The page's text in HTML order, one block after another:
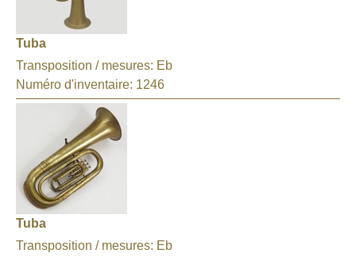
Tuba
Transposition / mesures: Eb
Numéro d'inventaire: 1246
Tuba
Transposition / mesures: Eb